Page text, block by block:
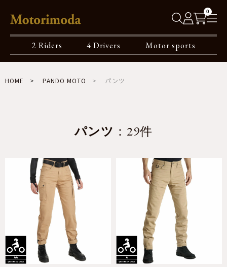
0
2 Riders 4 Drivers Motor sports
HOME PANDO MOTO パンツ
パンツ ：29件